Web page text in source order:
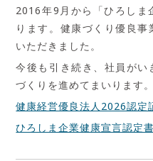
2016年9月から「ひろしま
ります。健康づくり優良
いただきました。
今後も引き続き、社員が
づくりを進めてまいります。
健康経営優良法人2026認定
ひろしま企業健康宣言認定